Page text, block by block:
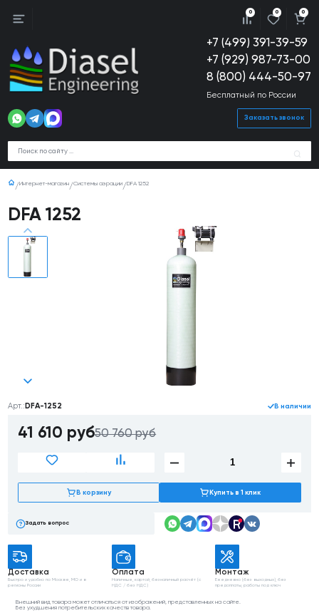
+7 (499) 391-39-59
+7 (929) 987-73-00
8 (800) 444-50-97
Бесплатный по России
Заказать звонок
0 0 0
Интернет-магазин Системы аэрации DFA 1252
DFA 1252
Арт.: DFA-1252 В наличии
41 610 руб50 760 руб
В корзину Купить в 1 клик
Задать вопрос
Доставка
Быстро и удобно по Москве, МО и в
регионы России
Оплата
Наличные, картой, безналичный расчёт(с
НДС / без НДС)
Монтаж
Ежедневно (без выходных), без
предоплаты, работы под ключ
Внешний вид товара может отличаться от изображений, представленных на сайте.
Без ухудшения потребительских качеств товара.